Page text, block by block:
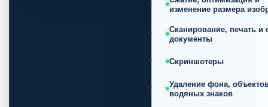
изменение размера
Сканирование, печать и
документы
Скриншотеры
Удаление фона,
водяных знаков